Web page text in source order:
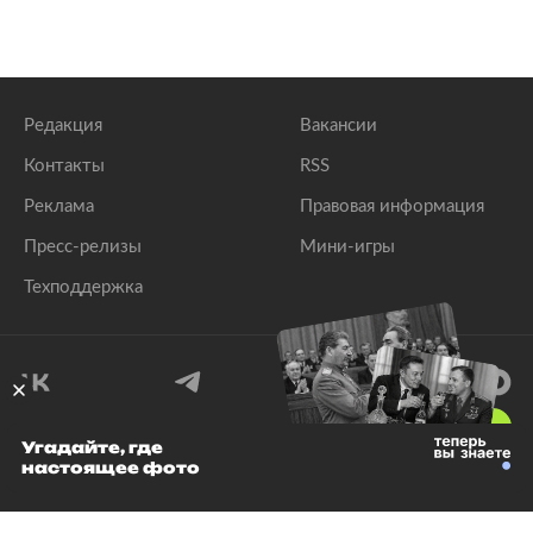
Редакция
Контакты
Реклама
Пресс-релизы
Техподдержка
Вакансии
RSS
Правовая информация
Мини-игры
© 1999–2026 Все права защищены.
Угадайте, где
настоящее фото